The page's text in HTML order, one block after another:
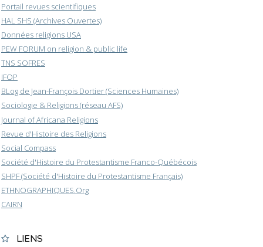
Portail revues scientifiques
HAL SHS (Archives Ouvertes)
Données religions USA
PEW FORUM on religion & public life
TNS SOFRES
IFOP
BLog de Jean-François Dortier (Sciences Humaines)
Sociologie & Religions (réseau AFS)
Journal of Africana Religions
Revue d'Histoire des Religions
Social Compass
Société d'Histoire du Protestantisme Franco-Québécois
SHPF (Société d'Histoire du Protestantisme Français)
ETHNOGRAPHIQUES.Org
CAIRN
LIENS